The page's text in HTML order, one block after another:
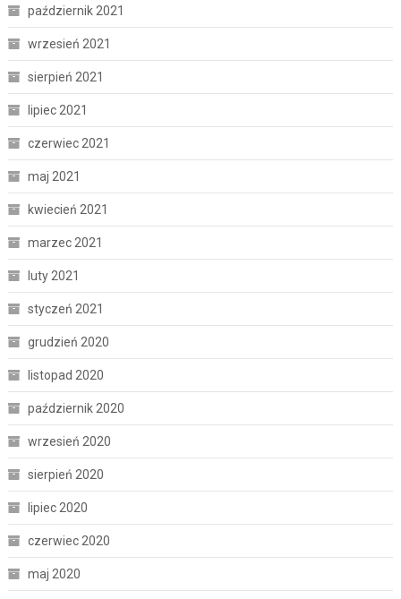
październik 2021
wrzesień 2021
sierpień 2021
lipiec 2021
czerwiec 2021
maj 2021
kwiecień 2021
marzec 2021
luty 2021
styczeń 2021
grudzień 2020
listopad 2020
październik 2020
wrzesień 2020
sierpień 2020
lipiec 2020
czerwiec 2020
maj 2020